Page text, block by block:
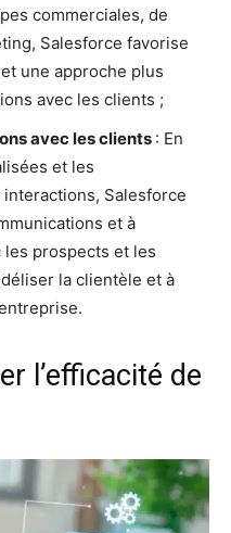
commerciales, de
Salesforce favorise
une approche plus
avec les clients ;
avec les clients : En
et les
Salesforce
et à
prospects et les
la clientèle et à
l’efficacité de